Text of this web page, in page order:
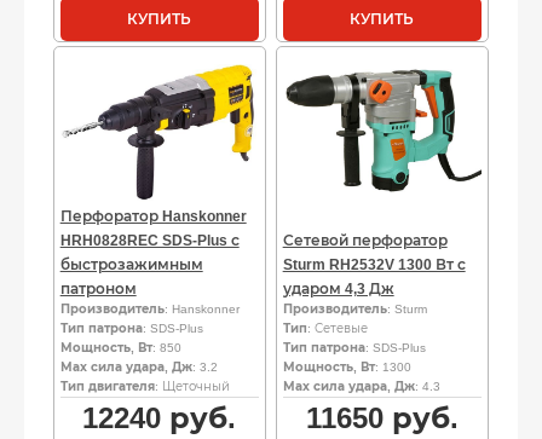
КУПИТЬ КУПИТЬ
Перфоратор Hanskonner
HRH0828REC SDS-Plus с
быстрозажимным
патроном
Производитель: Hanskonner
Тип патрона: SDS-Plus
Мощность, Вт: 850
Мах сила удара, Дж: 3.2
Тип двигателя: Щеточный
12240 руб.
Сетевой перфоратор
Sturm RH2532V 1300 Вт с
ударом 4,3 Дж
Производитель: Sturm
Тип: Сетевые
Тип патрона: SDS-Plus
Мощность, Вт: 1300
Мах сила удара, Дж: 4.3
11650руб.